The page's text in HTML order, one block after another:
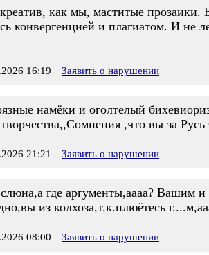
креатив, как мы, маститые
конвергенцией и плагиатом. И не
16:19 Заявить о нарушении
намёки и оголтелый
,что вы за
21:21 Заявить о нарушении
где аргументы,аааа? Вашим
из колхоза,т.к.плюётесь
08:00 Заявить о нарушении